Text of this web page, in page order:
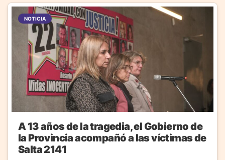
NOTICIA
A 13 años de la tragedia, el Gobierno de
la Provincia acompañó a las víctimas de
Salta 2141